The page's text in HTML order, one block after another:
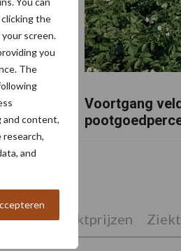
the
screen.
you
The
and content,
and
Voortgang
Marktprijzen